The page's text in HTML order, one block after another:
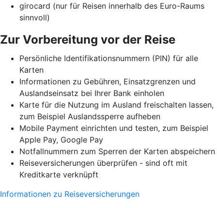
girocard (nur für Reisen innerhalb des Euro-Raums
sinnvoll)
Zur Vorbereitung vor der Reise
Persönliche Identifikationsnummern (PIN) für alle
Karten
Informationen zu Gebühren, Einsatzgrenzen und
Auslandseinsatz bei Ihrer Bank einholen
Karte für die Nutzung im Ausland freischalten lassen,
zum Beispiel Auslandssperre aufheben
Mobile Payment einrichten und testen, zum Beispiel
Apple Pay, Google Pay
Notfallnummern zum Sperren der Karten abspeichern
Reiseversicherungen überprüfen - sind oft mit
Kreditkarte verknüpft
Informationen zu Reiseversicherungen